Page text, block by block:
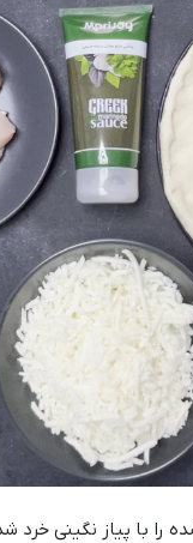
را با پیاز نگینی خرد